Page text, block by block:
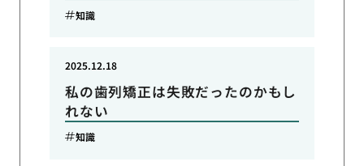
知識
私の歯列矯正は失敗だったのかもし
れない
2025.12.18
知識